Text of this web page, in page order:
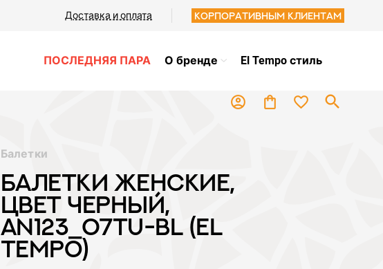
Доставка и оплата Корпоративным клиентам
ПОСЛЕДНЯЯ ПАРА О бренде El Tempo стиль
account_circle shopping_bag favorite_border search
Балетки
БАЛЕТКИ ЖЕНСКИЕ,
ЦВЕТ ЧЕРНЫЙ,
AN123_07TU-BL (EL
TEMPO)